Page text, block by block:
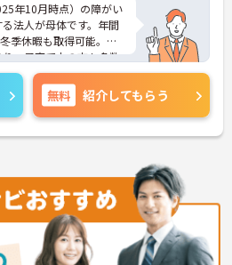
年10月時点）の障がい
法人が母体です。年間
季休暇も取得可能。産
、子育て中の方も多数
ンスを大切にしながら
研修制度や外部勉強会
ップもしっかりサポー
アマネージャーへのキ
20代から60代まで幅広
でキャリアを築きたい
、サービス管理責任者
無料 紹介してもらう